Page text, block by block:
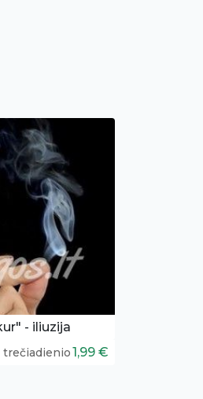
- iliuzija
trečiadienio1,99 €